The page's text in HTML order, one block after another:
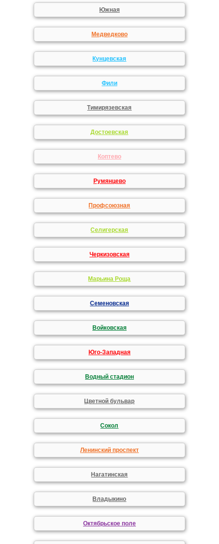
Южная
Медведково
Кунцевская
Фили
Тимирязевская
Достоевская
Коптево
Румянцево
Профсоюзная
Селигерская
Черкизовская
Марьина Роща
Семеновская
Войковская
Юго-Западная
Водный стадион
Цветной бульвар
Сокол
Ленинский проспект
Нагатинская
Владыкино
Октябрьское поле